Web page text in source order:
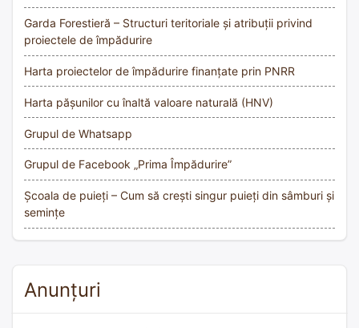
Garda Forestieră – Structuri teritoriale și atribuții privind
proiectele de împădurire
Harta proiectelor de împădurire finanțate prin PNRR
Harta pășunilor cu înaltă valoare naturală (HNV)
Grupul de Whatsapp
Grupul de Facebook „Prima Împădurire”
Școala de puieți – Cum să crești singur puieți din sâmburi și
semințe
Anunțuri